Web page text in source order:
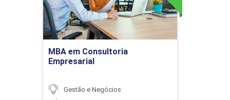
Formação de Preços de Venda de
Serviços e Produtos: Precificação
MBA em Consultoria
Empresarial
Gestão e Negócios
Ir para Inscrição